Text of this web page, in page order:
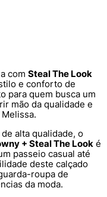
com Steal The Look
e conforto de
para quem busca um
mão da qualidade e
alta qualidade, o
+ Steal The Look é
passeio casual até
deste calçado
roupa de
da moda.